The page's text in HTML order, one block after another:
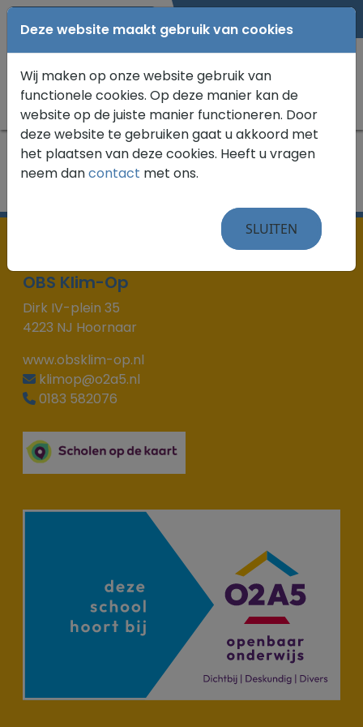
0183 582076
Home»Voor ouders
OBS Klim-Op
Dirk IV-plein 35
4223 NJ Hoornaar
www.obsklim-op.nl
klimop@o2a5.nl
0183 582076
Deze website maakt gebruik van cookies
Wij maken op onze website gebruik van
functionele cookies. Op deze manier kan de
website op de juiste manier functioneren. Door
deze website te gebruiken gaat u akkoord met
het plaatsen van deze cookies. Heeft u vragen
neem dancontact met ons.
SLUITEN